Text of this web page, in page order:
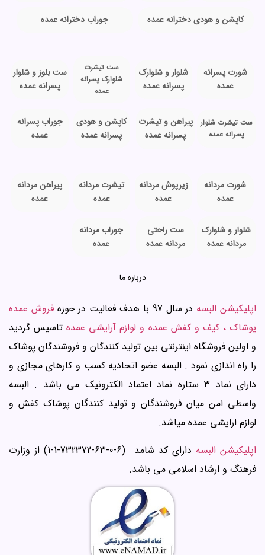
کاپشن و هودی دخترانه عمده جوراب دخترانه عمده
شورت پسرانه
عمده
شلوار و شلوارک
پسرانه عمده
ست تیشرت
شلوارک پسرانه
عمده
ست بلوز و شلوار
پسرانه عمده
ست تیشرت شلوار
پسرانه عمده
پیراهن و تیشرت
پسرانه عمده
کاپشن و هودی
پسرانه عمده
جوراب پسرانه
عمده
شورت مردانه
عمده
زیرپوش مردانه
عمده
تیشرت مردانه
عمده
پیراهن مردانه
عمده
شلوار و شلوارک
مردانه عمده
ست راحتی
مردانه عمده
جوراب مردانه
عمده
درباره ما
اپلیکیشن البسه در سال 97 با هدف فعالیت در حوزه
فروش عمده
پوشاک ، کیف و کفش عمده و لوازم آرایشی عمدهتاسیس گردید
و اولین فروشگاه اینترنتی بین تولید کنندگان و فروشندگان پوشاک
را راه اندازی نمود . البسه عضو اتحادیه کسب و کارهای مجازی و
دارای نماد 3 ستاره نماد اعتماد الکترونیک می باشد . البسه
واسطی امن میان فروشندگان و تولید کنندگان پوشاک کفش و
لوازم ارایشی عمده میاشد.
اپلیکیشن البسه
دارای کد شامد (6-0-63-732372-1-1) از وزارت
فرهنگ و ارشاد اسلامی می باشد.